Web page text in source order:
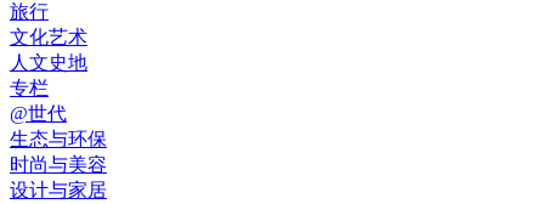
旅行
文化艺术
人文史地
专栏
@世代
生态与环保
时尚与美容
设计与家居